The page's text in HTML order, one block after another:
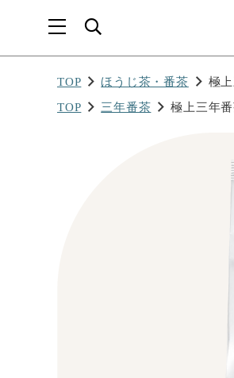
TOP ほうじ茶・番茶
極
TOP
三年番茶 極上三年